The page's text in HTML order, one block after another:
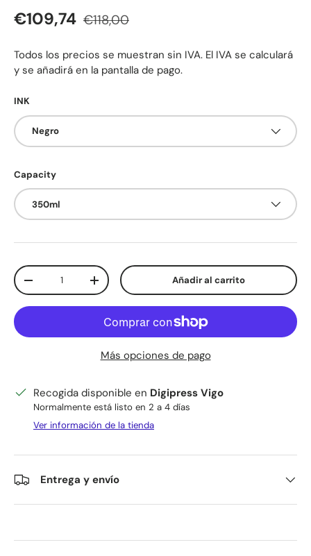
Precio de venta
€109,74 Precio normal
€118,00
Todos los precios se muestran sin IVA. El IVA se calculará
y se añadirá en la pantalla de pago.
INK
Negro
Capacity
350ml
Cant.
Disminuir cantidadAumentar la cantidadAñadir al carrito
Más opciones de pago
Recogida disponible en Digipress Vigo
Normalmente está listo en 2 a 4 días
Ver información de la tienda
Entrega y envío